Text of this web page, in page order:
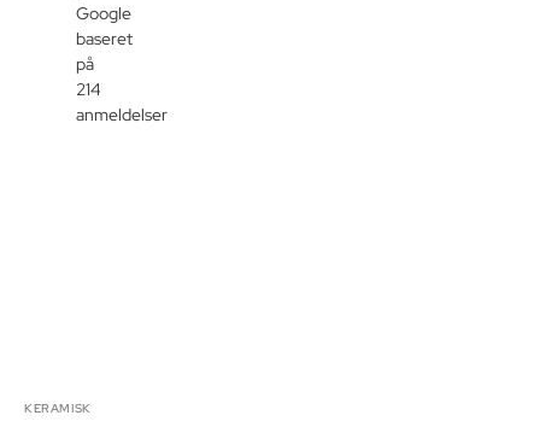
KERAMISK
Google
baseret
på
214
anmeldelser